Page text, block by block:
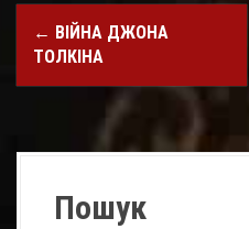
Post
navigation
← ВІЙНА ДЖОНА
ТОЛКІНА
Пошук